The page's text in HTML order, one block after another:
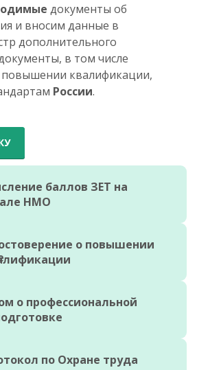
документы об
и вносим данные в
дополнительного
в том числе
квалификации,
России.
баллов ЗЕТ на
НМО
о повышении
о профессиональной
по Охране труда